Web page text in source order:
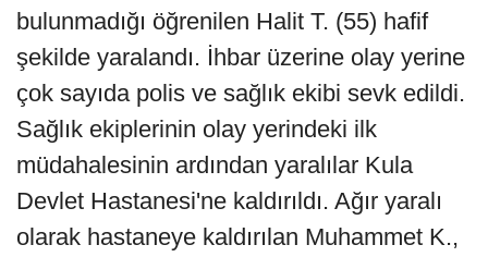
bulunmadığı öğrenilen Halit T. (55) hafif
şekilde yaralandı. İhbar üzerine olay yerine
çok sayıda polis ve sağlık ekibi sevk edildi.
Sağlık ekiplerinin olay yerindeki ilk
müdahalesinin ardından yaralılar Kula
Devlet Hastanesi'ne kaldırıldı. Ağır yaralı
olarak hastaneye kaldırılan Muhammet K.,